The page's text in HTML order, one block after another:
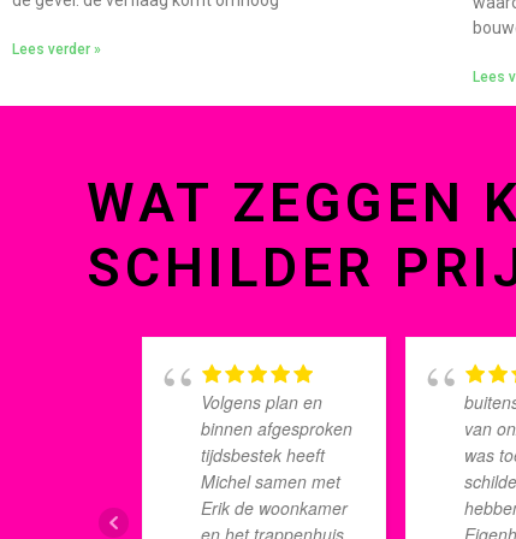
Lees verder »
Lees
WAT ZEGGEN
SCHILDER
Volgens plan en
binnen afgesproken
tijdsbestek heeft
Michel samen met
Erik de woonkamer
en het trappenhuis
van
was